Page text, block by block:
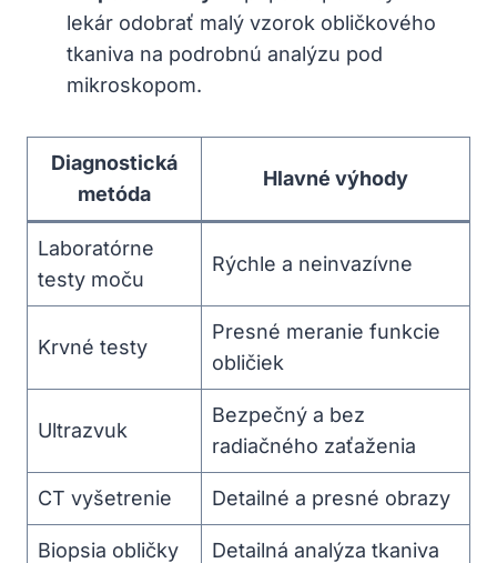
lekár odobrať malý vzorok obličkového
tkaniva na podrobnú analýzu pod
mikroskopom.
Diagnostická
metóda
Hlavné výhody
Laboratórne
testy moču
Rýchle a neinvazívne
Krvné testy
Presné meranie funkcie
obličiek
Ultrazvuk
Bezpečný a bez
radiačného zaťaženia
CT vyšetrenie Detailné a presné obrazy
Biopsia obličky Detailná analýza tkaniva